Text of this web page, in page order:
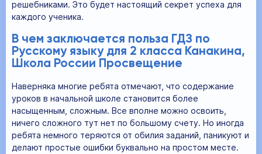
решебниками. Это будет настоящий секрет успеха для
каждого ученика.
В чем заключается польза ГДЗ по
Русскому языку для 2 класса Канакина,
Школа России Просвещение
Наверняка многие ребята отмечают, что содержание
уроков в начальной школе становится более
насыщенным, сложным. Все вполне можно освоить,
ничего сложного тут нет по большому счету. Но иногда
ребята немного теряются от обилия заданий, паникуют и
делают простые ошибки буквально на простом месте.